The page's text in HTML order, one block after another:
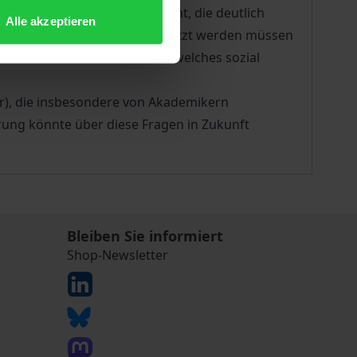
Alle akzeptierenAbgaben untersucht, die deutlich
hohe Abgaben festgesetzt werden müssen
Teilhaberechts zu sehen, welches sozial
die insbesondere von Akademikern
könnte über diese Fragen in Zukunft
Bleiben Sie informiert
Shop-Newsletter